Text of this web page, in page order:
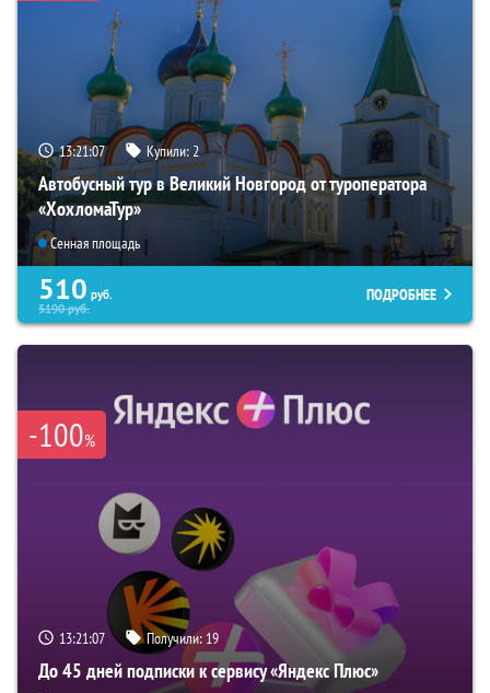
13:21:06 Купили:2
Автобусный тур в Великий Новгород от туроператора
«ХохломаТур»
Сенная площадь
510 руб.
5190руб.
ПОДРОБНЕЕ
-100%
13:21:06 Получили: 19
До 45 дней подписки к сервису «Яндекс Плюс»